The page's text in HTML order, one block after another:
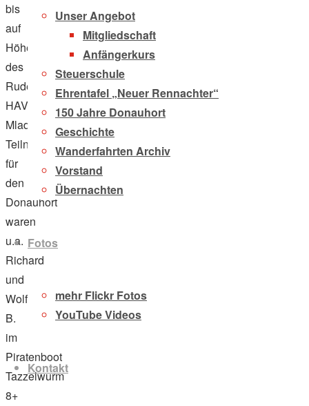
Unser Angebot
Mitgliedschaft
Anfängerkurs
Steuerschule
Ehrentafel „Neuer Rennachter“
150 Jahre Donauhort
Geschichte
Wanderfahrten Archiv
Vorstand
Übernachten
Fotos
mehr Flickr Fotos
YouTube Videos
Kontakt
bis
auf
Höhe
des
Ruderverein
HAVK
Mladost.
Teilnehmer
für
den
Donauhort
waren
u.a.
Richard
und
Wolfgang
B.
im
Piratenboot
Tazzelwurm
8+